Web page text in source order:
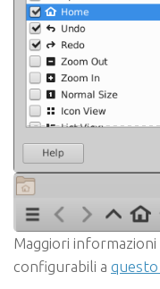
Maggiori
configurabili a questo